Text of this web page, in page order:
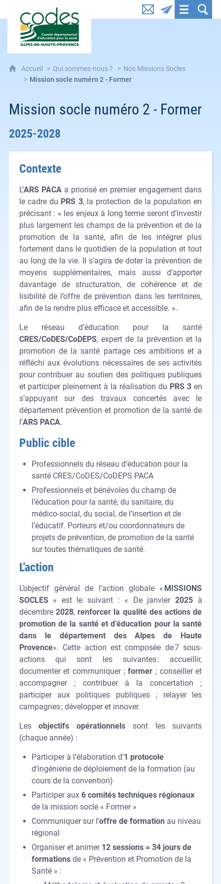
CoDES 04 : Comité départemental d'éducation
Accueil Qui sommes-nous ?
Nos Missions Socles
Mission socle numéro 2 - Former
Mission socle numéro 2 - Former
2025-2028
Contexte
L’ARS PACA a priorisé en premier engagement dans
le cadre du PRS 3, la protection de la population en
précisant : « les enjeux à long terme seront d’investir
plus largement les champs de la prévention et de la
promotion de la santé, afin de les intégrer plus
fortement dans le quotidien de la population et tout
au long de la vie. Il s’agira de doter la prévention de
moyens supplémentaires, mais aussi d’apporter
davantage de structuration, de cohérence et de
lisibilité de l’offre de prévention dans les territoires,
afin de la rendre plus efficace et accessible. ».
Le réseau d’éducation pour la santé
CRES/CoDES/CoDEPS, expert de la prévention et la
promotion de la santé partage ces ambitions et a
réfléchi aux évolutions nécessaires de ses activités
pour contribuer au soutien des politiques publiques
et participer pleinement à la réalisation du PRS 3 en
s’appuyant sur des travaux concertés avec le
département prévention et promotion de la santé de
l’ARS PACA.
Public cible
Professionnels du réseau d’éducation pour la
santé CRES/CoDES/CoDEPS PACA
Professionnels et bénévoles du champ de
l’éducation pour la santé, du sanitaire, du
médico-social, du social, de l’insertion et de
l’éducatif. Porteurs et/ou coordonnateurs de
projets de prévention, de promotion de la santé
sur toutes thématiques de santé.
L'action
L’objectif général de l’action globale « MISSIONS
SOCLES » est le suivant : « De janvier 2025à
décembre2028, renforcer la qualité des actions de
promotion de la santé et d’éducation pour la santé
dans le département des Alpes de Haute
Provence». Cette action est composée de 7 sous-
actions qui sont les suivantes : accueillir,
documenter et communiquer ;former ; conseiller et
accompagner ; contribuer à la concertation ;
participer aux politiques publiques ; relayer les
campagnes ; développer et innover.
Lesobjectifs opérationnels sont les suivants
(chaque année) :
Participer à l’élaboration d’1 protocole
d’ingénierie de déploiement de la formation (au
cours de la convention)
Participer aux 6 comités techniques régionaux
de la mission socle « Former »
Communiquer sur l’offre de formation au niveau
régional
Organiser et animer 12 sessions = 34 jours de
formationsde « Prévention et Promotion de la
Santé » :